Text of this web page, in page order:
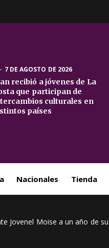
7 DE AGOSTO DE 2026
recibió a jóvenes de La
que participan de
culturales en
países
Nacionales Tienda
Jovenel Moise a un año de